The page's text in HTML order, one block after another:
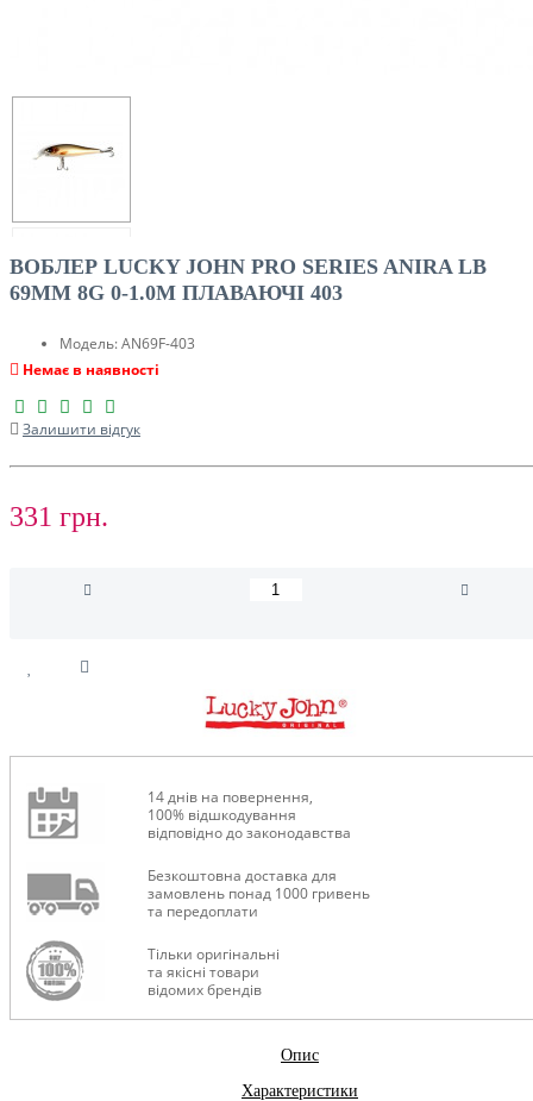
ВОБЛЕР LUCKY JOHN PRO SERIES ANIRA LB
69MM 8G 0-1.0M ПЛАВАЮЧІ 403
Модель:AN69F-403
Немає в наявності
Залишити відгук
331 грн.
14 днів на повернення,
100% відшкодування
відповідно до законодавства
Безкоштовна доставка для
замовлень понад 1000 гривень
та передоплати
Тільки оригінальні
та якісні товари
відомих брендів
Опис
Характеристики